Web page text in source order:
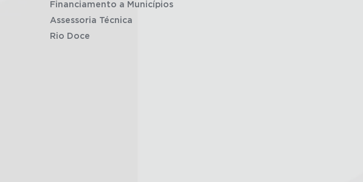
Financiamento a Municípios
Assessoria Técnica
Rio Doce